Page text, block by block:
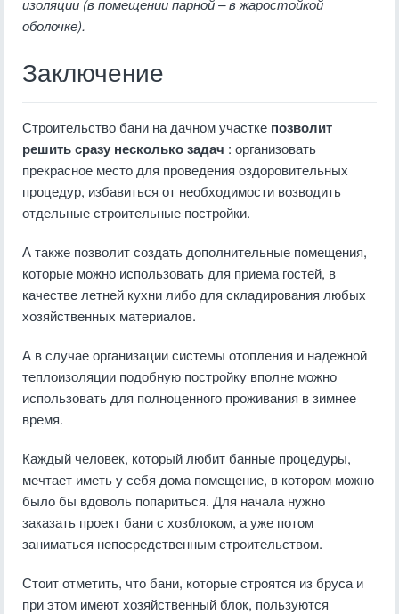
изоляции (в помещении парной – в жаростойкой
оболочке).
Заключение
Строительство бани на дачном участке позволит
решить сразу несколько задач : организовать
прекрасное место для проведения оздоровительных
процедур, избавиться от необходимости возводить
отдельные строительные постройки.
А также позволит создать дополнительные помещения,
которые можно использовать для приема гостей, в
качестве летней кухни либо для складирования любых
хозяйственных материалов.
А в случае организации системы отопления и надежной
теплоизоляции подобную постройку вполне можно
использовать для полноценного проживания в зимнее
время.
Каждый человек, который любит банные процедуры,
мечтает иметь у себя дома помещение, в котором можно
было бы вдоволь попариться. Для начала нужно
заказать проект бани с хозблоком, а уже потом
заниматься непосредственным строительством.
Стоит отметить, что бани, которые строятся из бруса и
при этом имеют хозяйственный блок, пользуются